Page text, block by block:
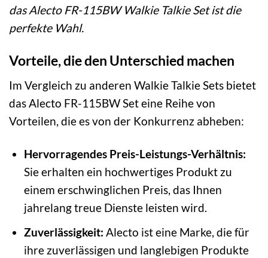
das Alecto FR-115BW Walkie Talkie Set ist die
perfekte Wahl.
Vorteile, die den Unterschied machen
Im Vergleich zu anderen Walkie Talkie Sets bietet
das Alecto FR-115BW Set eine Reihe von
Vorteilen, die es von der Konkurrenz abheben:
Hervorragendes Preis-Leistungs-Verhältnis:
Sie erhalten ein hochwertiges Produkt zu
einem erschwinglichen Preis, das Ihnen
jahrelang treue Dienste leisten wird.
Zuverlässigkeit: Alecto ist eine Marke, die für
ihre zuverlässigen und langlebigen Produkte